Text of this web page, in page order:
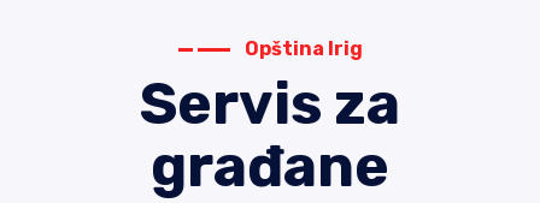
Opština Irig
Servis za
građane